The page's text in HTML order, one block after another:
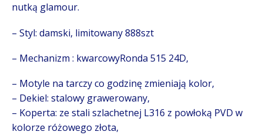
nutką glamour.
– Styl: damski, limitowany 888szt
– Mechanizm : kwarcowyRonda 515 24D,
– Motyle na tarczy co godzinę zmieniają kolor,
– Dekiel: stalowy grawerowany,
– Koperta: ze stali szlachetnej L316 z powłoką PVD w
kolorze różowego złota,